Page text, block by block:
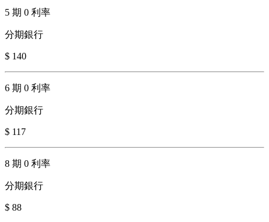
5 期 0 利率
分期銀行
$ 140
6 期 0 利率
分期銀行
$ 117
8 期 0 利率
分期銀行
$ 88